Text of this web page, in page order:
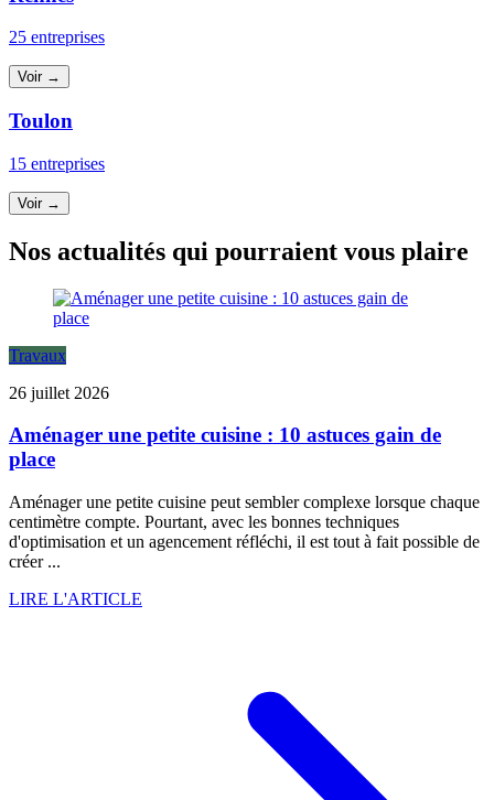
25 entreprises
Voir →
Toulon
15 entreprises
Voir →
Nos actualités qui pourraient vous plaire
Travaux
26 juillet 2026
Aménager une petite cuisine : 10 astuces gain de
place
Aménager une petite cuisine peut sembler complexe lorsque chaque
centimètre compte. Pourtant, avec les bonnes techniques
d'optimisation et un agencement réfléchi, il est tout à fait possible de
créer ...
LIRE L'ARTICLE